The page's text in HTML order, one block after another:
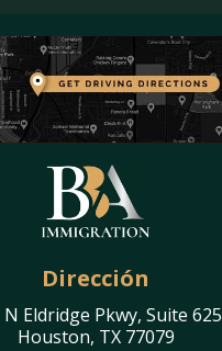
Dirección
N Eldridge Pkwy, Suite 625
Houston, TX 77079